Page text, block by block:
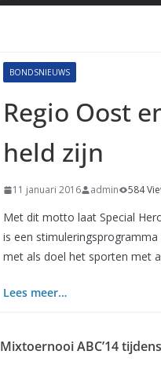
BONDSNIEUWS
Regio Oost
held zijn
11 januari 2016 admin 584
Met dit motto laat Special
is een
met als doel het sporten met
Lees meer…
Mixtoernooi ABC’14